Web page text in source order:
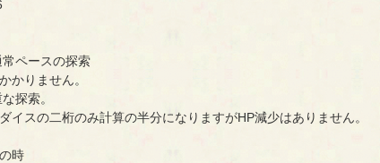
常ペースの探索
かりません。
探索。
イスの二桁のみ計算の半分になりますがHP減少はありません。
時